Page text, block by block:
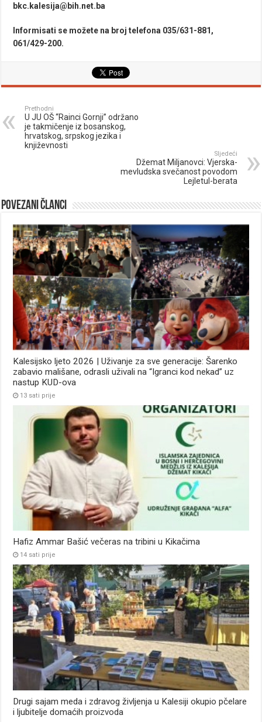
bkc.kalesija@bih.net.ba
Informisati se možete na broj telefona 035/631-881,
061/429-200.
Prethodni
U JU OŠ “Rainci Gornji” održano
je takmičenje iz bosanskog,
hrvatskog, srpskog jezika i
književnosti
Sljedeći
Džemat Miljanovci: Vjerska-
mevludska svečanost povodom
Lejletul-berata
Povezani članci
Kalesijsko ljeto 2026 | Uživanje za sve generacije: Šarenko
zabavio mališane, odrasli uživali na “Igranci kod nekad” uz
nastup KUD-ova
13 sati prije
Hafiz Ammar Bašić večeras na tribini u Kikačima
14 sati prije
Drugi sajam meda i zdravog življenja u Kalesiji okupio pčelare
i ljubitelje domaćih proizvoda